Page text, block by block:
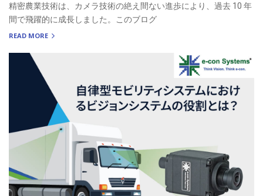
精密農業技術は、カメラ技術の絶え間ない進歩により、過去 10 年
間で飛躍的に成長しました。このブログ
READ MORE